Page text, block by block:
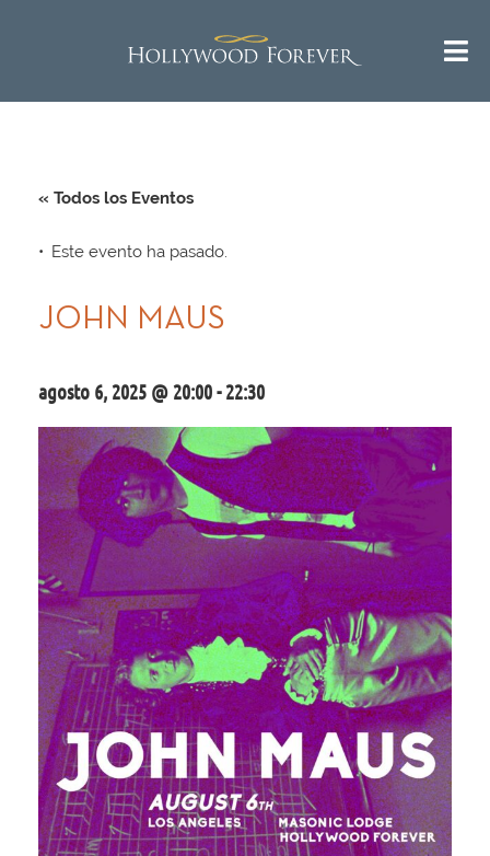
« Todos los Eventos
Este evento ha pasado.
JOHN MAUS
agosto 6, 2025 @ 20:00-22:30